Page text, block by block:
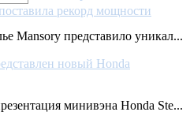
рекорд мощности
Mansory представило уникал...
новый Honda
минивэна Honda Ste...